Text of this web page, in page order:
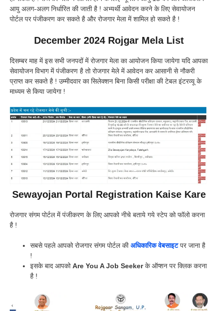
आयु अलग-अलग निर्धारित की जाती है ! अभ्यर्थी आवेदन करने के लिए सेवायोजन
पोर्टल पर पंजीकरण कर सकते है और रोजगार मेला में शामिल हो सकते है !
December 2024 Rojgar Mela List
दिसम्बर माह में इस सभी जनपदों में रोजगार मेला का आयोजन किया जायेगा यदि आपका
सेवायोजन विभाग में पंजीकरण है तो रोजगार मेले में आवेदन कर आसानी से नौकरी
प्राप्त कर सकते है ! उम्मीदवार का सिलेक्शन बिना किसी परीक्षा की टेबल इंटरव्यू के
माध्यम से किया जायेगा !
Sewayojan Portal Registration Kaise Kare
रोजगार संगम पोर्टल में पंजीकरण के लिए आपको नीचे बताये गये स्टेप को फॉलो करना
है !
सबसे पहले आपको रोजगार संगम पोर्टल कीअधिकारिक वेबसाइटपर जाना है
!
इसके बाद आपकोAre You A Job Seekerके ऑप्शन पर क्लिक करना
है !